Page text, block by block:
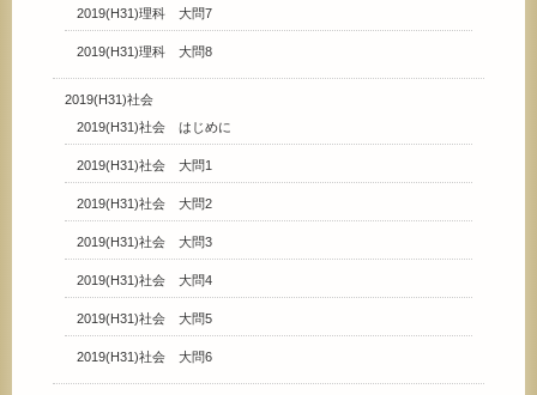
2019(H31)理科 大問7
2019(H31)理科 大問8
2019(H31)社会
2019(H31)社会 はじめに
2019(H31)社会 大問1
2019(H31)社会 大問2
2019(H31)社会 大問3
2019(H31)社会 大問4
2019(H31)社会 大問5
2019(H31)社会 大問6